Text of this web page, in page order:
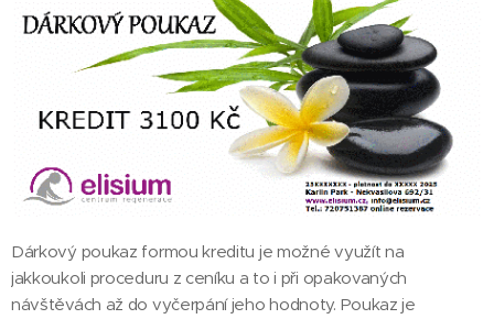
Dárkový poukaz formou kreditu je možné využít na
jakkoukoli proceduru z ceníku a to i při opakovaných
návštěvách až do vyčerpání jeho hodnoty. Poukaz je